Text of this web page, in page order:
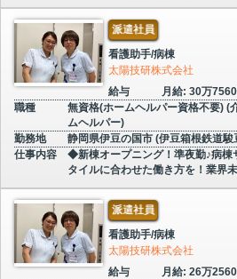
派遣社員
看護助手/病棟
太陽技研株式会社
給与
月給: 30万
職種
無資格(ホームヘルパー資格不要) (
ムヘルパー)
勤務地
静岡県伊豆の国市 (伊豆箱根鉄道駿
仕事内容
◆新棟オープニング！準夜勤♪病棟
タイルに合わせた働き方を！業界
派遣社員
看護助手/病棟
太陽技研株式会社
給与
月給: 26万